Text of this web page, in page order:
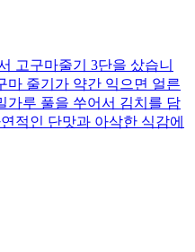
고구마줄기 3단을 샀습니
마 줄기가 약간 익으면 얼른
가루 풀을 쑤어서 김치를 담
적인 단맛과 아삭한 식감에